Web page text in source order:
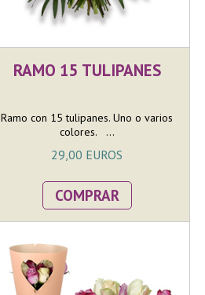
RAMO 15 TULIPANES
Ramo con 15 tulipanes. Uno o varios
colores. ...
29,00 EUROS
COMPRAR